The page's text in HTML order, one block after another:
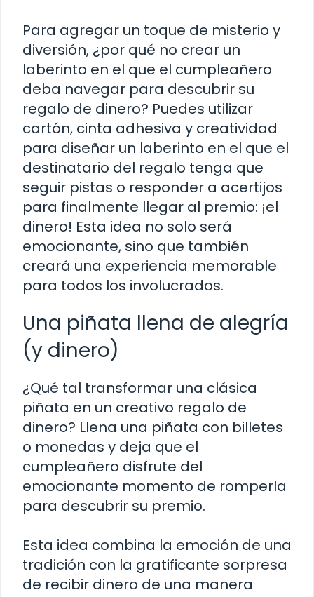
Para agregar un toque de misterio y
diversión, ¿por qué no crear un
laberinto en el que el cumpleañero
deba navegar para descubrir su
regalo de dinero? Puedes utilizar
cartón, cinta adhesiva y creatividad
para diseñar un laberinto en el que el
destinatario del regalo tenga que
seguir pistas o responder a acertijos
para finalmente llegar al premio: ¡el
dinero! Esta idea no solo será
emocionante, sino que también
creará una experiencia memorable
para todos los involucrados.
Una piñata llena de alegría
(y dinero)
¿Qué tal transformar una clásica
piñata en un creativo regalo de
dinero? Llena una piñata con billetes
o monedas y deja que el
cumpleañero disfrute del
emocionante momento de romperla
para descubrir su premio.
Esta idea combina la emoción de una
tradición con la gratificante sorpresa
de recibir dinero de una manera